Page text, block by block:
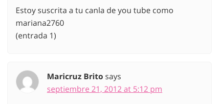
Estoy suscrita a tu canla de you tube como
mariana2760
(entrada 1)
Maricruz Britosays
septiembre 21, 2012 at 5:12 pm